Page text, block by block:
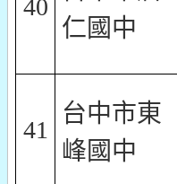
40
仁國中
41
台中市東
峰國中